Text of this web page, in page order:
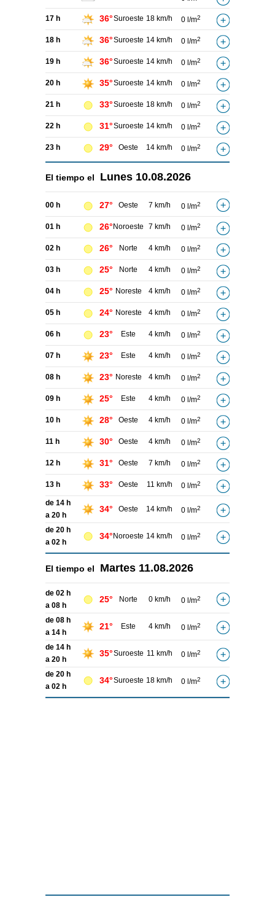
17 h 36°Suroeste 18 km/h 0 l/m2
18 h 36°Suroeste 14 km/h 0 l/m2
19 h 36°Suroeste 14 km/h 0 l/m2
20 h 35°Suroeste 14 km/h 0 l/m2
21 h 33°Suroeste 18 km/h 0 l/m2
22 h 31°Suroeste 14 km/h 0 l/m2
23 h 29° Oeste 14 km/h 0 l/m2
El tiempo el Lunes 10.08.2026
00 h 27° Oeste 7 km/h 0 l/m2
01 h 26° Noroeste 7 km/h 0 l/m2
02 h 26° Norte 4 km/h 0 l/m2
03 h 25° Norte 4 km/h 0 l/m2
04 h 25° Noreste 4 km/h 0 l/m2
05 h 24° Noreste 4 km/h 0 l/m2
06 h 23° Este 4 km/h 0 l/m2
07 h 23° Este 4 km/h 0 l/m2
08 h 23° Noreste 4 km/h 0 l/m2
09 h 25° Este 4 km/h 0 l/m2
10 h 28° Oeste 4 km/h 0 l/m2
11 h 30° Oeste 4 km/h 0 l/m2
12 h 31° Oeste 7 km/h 0 l/m2
13 h 33° Oeste 11 km/h 0 l/m2
de 14 h
a 20 h
34° Oeste 14 km/h 0 l/m2
de 20 h
a 02 h
34° Noroeste 14 km/h 0 l/m2
El tiempo el Martes 11.08.2026
de 02 h
a 08 h
25° Norte 0 km/h 0 l/m2
de 08 h
a 14 h
21° Este 4 km/h 0 l/m2
de 14 h
a 20 h
35°Suroeste 11 km/h 0 l/m2
de 20 h
a 02 h
34°Suroeste 18 km/h 0 l/m2